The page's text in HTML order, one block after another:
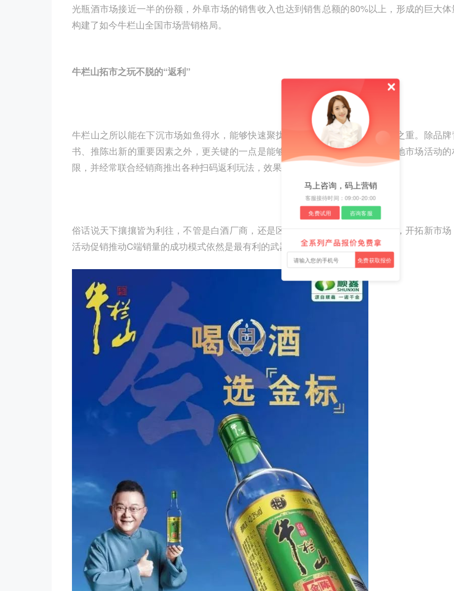
马上咨询，码上营销
客服接待时间：09:00-20:00
免费试用
咨询客服
免费获取报价
光瓶酒市场接近一半的份额，外阜市场的销售收入也达到销售总额的80%以上，形成的巨大体
构建了如今牛栏山全国市场营销格局。
牛栏山拓市之玩不脱的“返利”
牛栏山之所以能在下沉市场如鱼得水，能够快速聚拢经销商资源进行铺货是重中之重。除品牌
书、推陈出新的重要因素之外，更关键的一点是能够给予经销商充分开展适应各地市场活动的
限，并经常联合经销商推出各种扫码返利玩法，效果好得出奇。
俗话说天下攘攘皆为利往，不管是白酒厂商，还是区域经销商，如果想迅速铺货，开拓新市场
活动促销推动C端销量的成功模式依然是最有利的武器。